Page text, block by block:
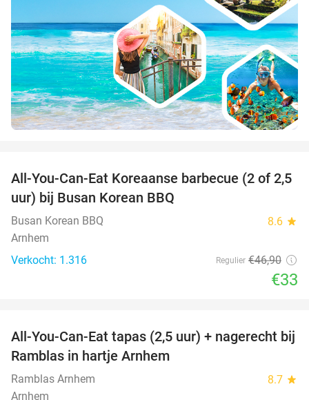
30%
All-You-Can-Eat Koreaanse barbecue (2 of 2,5
uur) bij Busan Korean BBQ
Busan Korean BBQ 8.6 star
Arnhem
Verkocht: 1.316
Regulier €46,90
€33
34%
All-You-Can-Eat tapas (2,5 uur) + nagerecht bij
Ramblas in hartje Arnhem
Ramblas Arnhem 8.7 star
Arnhem